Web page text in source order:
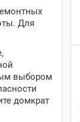
Для
выбором
домкрат